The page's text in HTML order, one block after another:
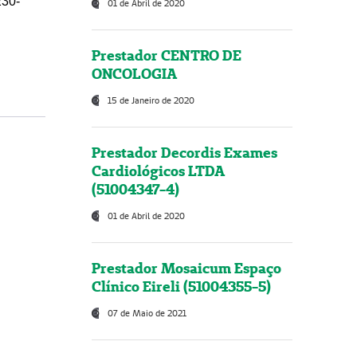
01 de Abril de 2020
Prestador CENTRO DE
ONCOLOGIA
15 de Janeiro de 2020
Prestador Decordis Exames
Cardiológicos LTDA
(51004347-4)
01 de Abril de 2020
Prestador Mosaicum Espaço
Clínico Eireli (51004355-5)
07 de Maio de 2021